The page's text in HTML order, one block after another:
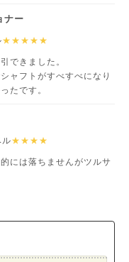
ナー
★★★★★
できました。
ャフトがすべすべになり
たです。
★★★★
には落ちませんがツルサ